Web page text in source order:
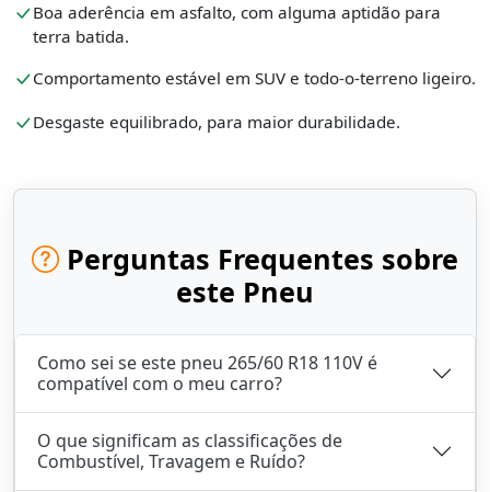
Boa aderência em asfalto, com alguma aptidão para
terra batida.
Comportamento estável em SUV e todo-o-terreno ligeiro.
Desgaste equilibrado, para maior durabilidade.
Perguntas Frequentes sobre
este Pneu
Como sei se este pneu 265/60 R18 110V é
compatível com o meu carro?
O que significam as classificações de
Combustível, Travagem e Ruído?